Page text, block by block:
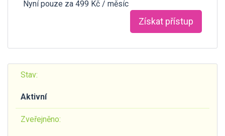
Nyní pouze za 499 Kč / měsíc
Získat přístup
Stav:
Aktivní
Zveřejněno: